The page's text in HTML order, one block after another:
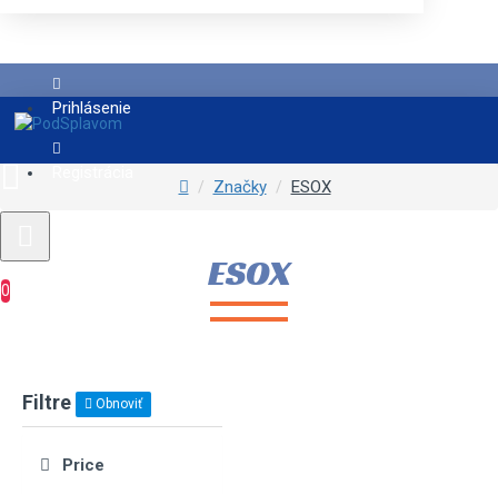
Prihlásenie
0
Značky ESOX
ESOX
Filtre Obnoviť
Price